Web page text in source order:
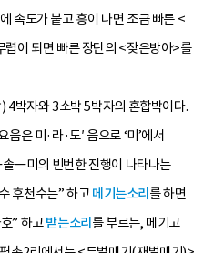
속도가 붙고 흥이 나면 조금 빠른 <
이 되면 빠른 장단의 <잦은방아>를
박자와 3소박 5박자의 혼합박이다.
은 미·라·도′ 음으로 ‘미’에서
―미의 빈번한 진행이 나타나는
후천수는” 하고메기는소리 를 하면
” 하고받는소리 를 부르는, 메기고